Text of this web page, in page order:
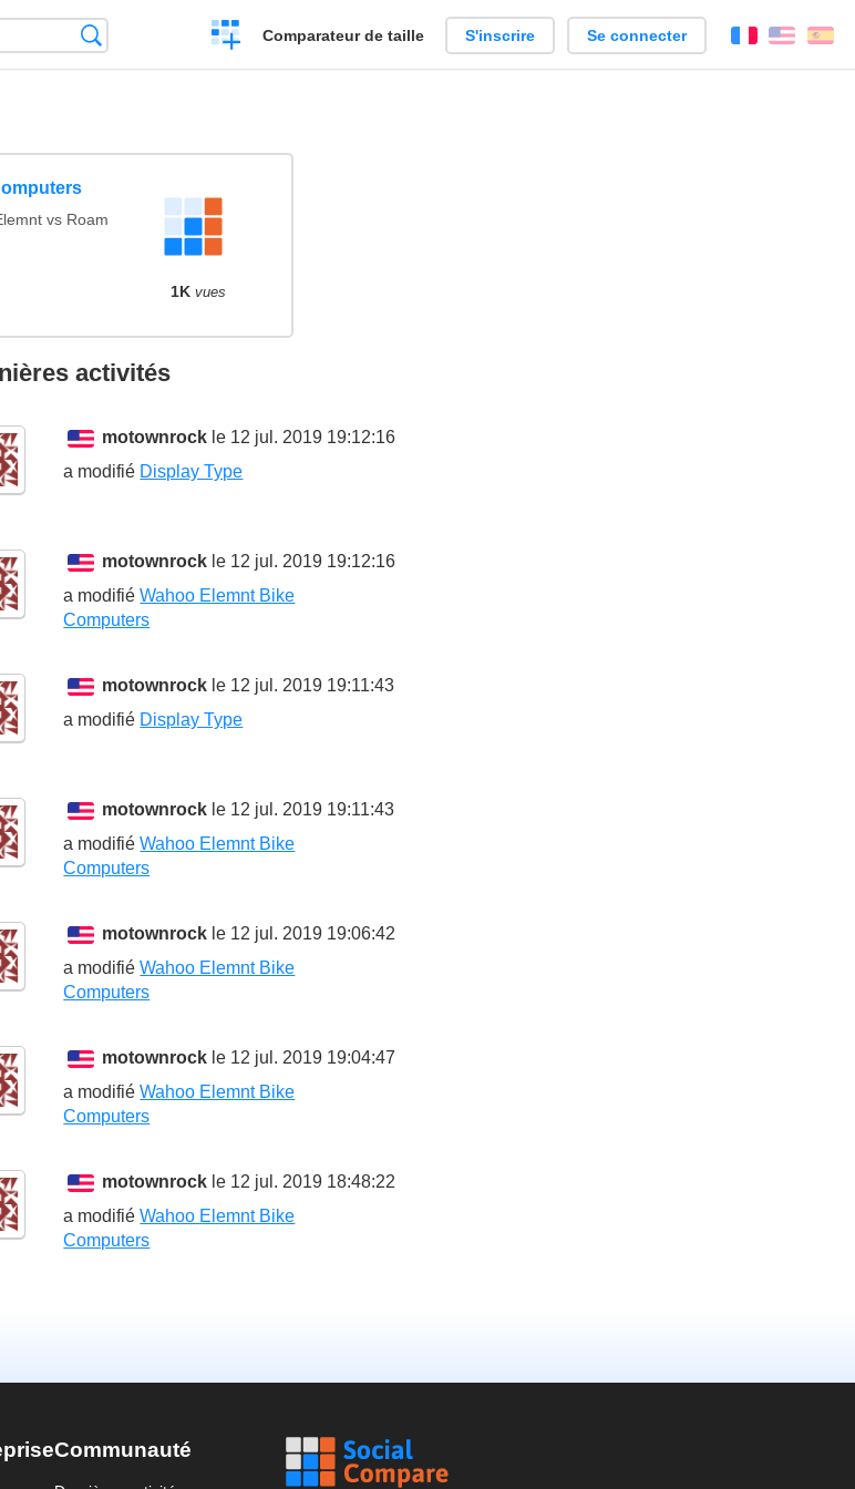
Créer
un
Comparateur de taille S'inscrire Se connecter FrançaisEnglish
vs Roam
1K vues
activités
motownrockle 12 jul. 2019 19:12:16
a modifié Display Type
motownrockle 12 jul. 2019 19:12:16
a modifiéWahoo Elemnt Bike
Computers
motownrockle 12 jul. 2019 19:11:43
a modifié Display Type
motownrockle 12 jul. 2019 19:11:43
a modifiéWahoo Elemnt Bike
Computers
motownrockle 12 jul. 2019 19:06:42
a modifiéWahoo Elemnt Bike
Computers
motownrockle 12 jul. 2019 19:04:47
a modifiéWahoo Elemnt Bike
Computers
motownrockle 12 jul. 2019 18:48:22
a modifiéWahoo Elemnt Bike
Computers
Communauté